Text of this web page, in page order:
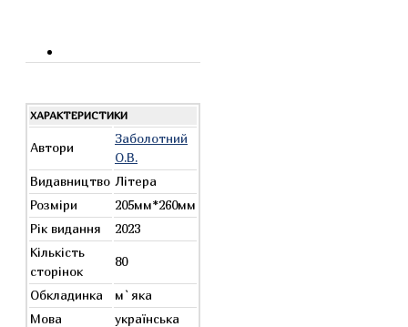
ХАРАКТЕРИСТИКИ
Автори
Заболотний
О.В.
Видавництво Літера
Розміри
205мм*260мм
Рік видання
2023
Кількість
сторінок
80
Обкладинка
м`яка
Мова
українська